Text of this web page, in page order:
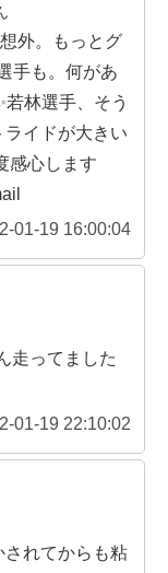
外。もっとグ
手も。何があ
林選手、そう
イドが大きい
感心します
01-19 16:00:04
走ってました
01-19 22:10:02
されてからも粘